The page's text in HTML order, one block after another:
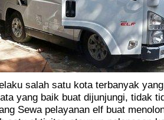
salah satu kota terbanyak
yang baik buat dijunjungi, tidak
Sewa pelayanan elf buat